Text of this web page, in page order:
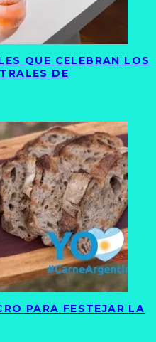
QUE CELEBRAN LOS
DE
PARA FESTEJAR LA